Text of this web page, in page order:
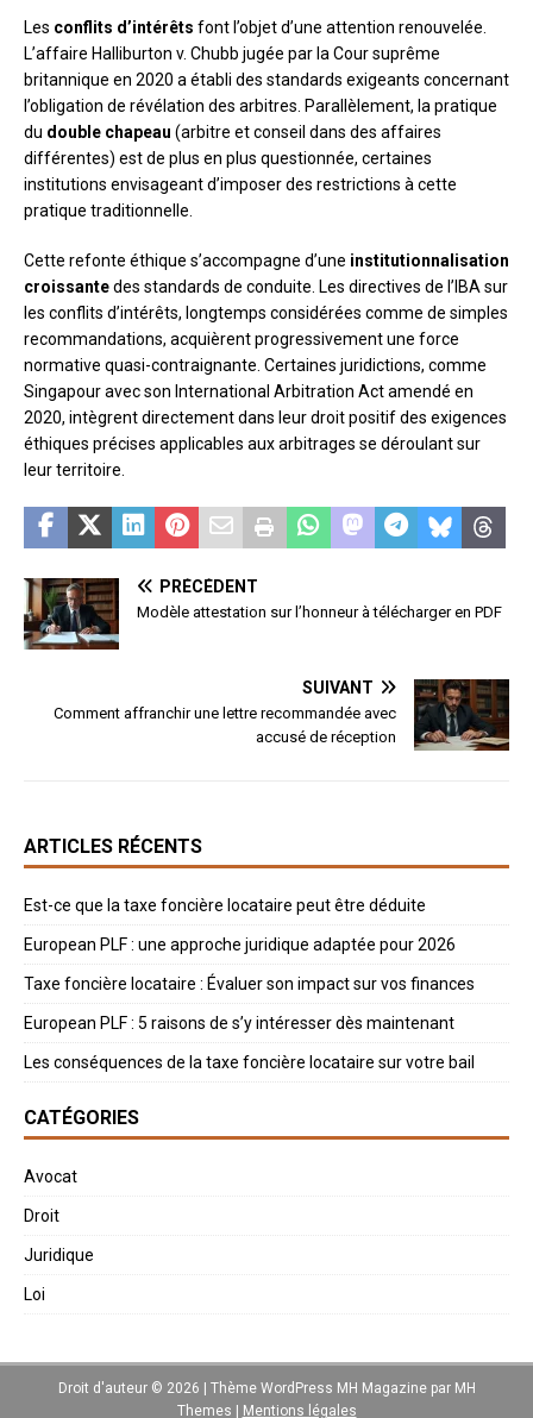
Les conflits d’intérêts font l’objet d’une attention renouvelée.
L’affaire Halliburton v. Chubb jugée par la Cour suprême
britannique en 2020 a établi des standards exigeants concernant
l’obligation de révélation des arbitres. Parallèlement, la pratique
du double chapeau (arbitre et conseil dans des affaires
différentes) est de plus en plus questionnée, certaines
institutions envisageant d’imposer des restrictions à cette
pratique traditionnelle.
Cette refonte éthique s’accompagne d’une institutionnalisation
croissantedes standards de conduite. Les directives de l’IBA sur
les conflits d’intérêts, longtemps considérées comme de simples
recommandations, acquièrent progressivement une force
normative quasi-contraignante. Certaines juridictions, comme
Singapour avec son International Arbitration Act amendé en
2020, intègrent directement dans leur droit positif des exigences
éthiques précises applicables aux arbitrages se déroulant sur
leur territoire.
PRÉCÉDENT
Modèle attestation sur l’honneur à télécharger en PDF
SUIVANT
Comment affranchir une lettre recommandée avec
accusé de réception
ARTICLES RÉCENTS
Est-ce que la taxe foncière locataire peut être déduite
European PLF : une approche juridique adaptée pour 2026
Taxe foncière locataire : Évaluer son impact sur vos finances
European PLF : 5 raisons de s’y intéresser dès maintenant
Les conséquences de la taxe foncière locataire sur votre bail
CATÉGORIES
Avocat
Droit
Juridique
Loi
Droit d'auteur © 2026 | Thème WordPress MH Magazine par MH
Themes
Mentions légales